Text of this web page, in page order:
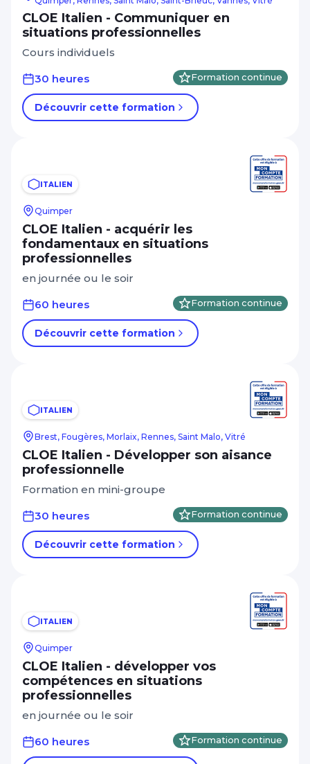
CLOE Italien - Communiquer en
situations professionnelles
Cours individuels
30 heures
Formation continue
Découvrir cette formation
ITALIEN
Quimper
CLOE Italien - acquérir les
fondamentaux en situations
professionnelles
en journée ou le soir
60 heures
Formation continue
Découvrir cette formation
ITALIEN
Brest, Fougères, Morlaix, Rennes, Saint Malo, Vitré
CLOE Italien - Développer son aisance
professionnelle
Formation en mini-groupe
30 heures
Formation continue
Découvrir cette formation
ITALIEN
Quimper
CLOE Italien - développer vos
compétences en situations
professionnelles
en journée ou le soir
60 heures
Formation continue